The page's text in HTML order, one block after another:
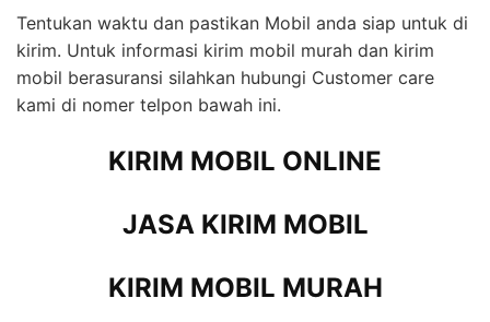
Tentukan waktu dan pastikan Mobil anda siap untuk di
kirim. Untuk informasi kirim mobil murah dan kirim
mobil berasuransi silahkan hubungi Customer care
kami di nomer telpon bawah ini.
KIRIM MOBIL ONLINE
JASA KIRIM MOBIL
KIRIM MOBIL MURAH